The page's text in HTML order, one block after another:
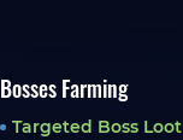
Bosses Farming
Targeted Boss Loot